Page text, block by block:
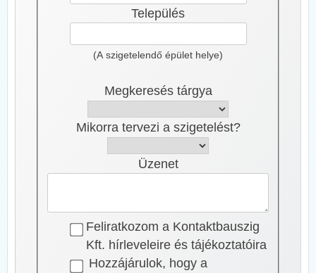
Település
(A szigetelendő épület helye)
Megkeresés tárgya
Mikorra tervezi a szigetelést?
Üzenet
Feliratkozom a Kontaktbauszig
Kft. hírleveleire és tájékoztatóira
Hozzájárulok, hogy a